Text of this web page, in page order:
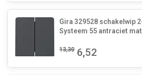
Gira 329528 schakelwip
Systeem 55 antraciet mat
13,30 6,52